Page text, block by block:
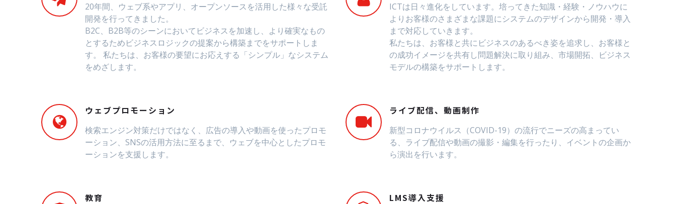
20年間、ウェブ系やアプリ、オープンソースを活用した様々な受託
開発を行ってきました。
B2C、B2B等のシーンにおいてビジネスを加速し、より確実なもの
とするためビジネスロジックの提案から構築までをサポートしま
す。 私たちは、お客様の要望にお応えする「シンプル」なシステム
をめざします。
ICTは日々進化をしています。培ってきた知識・経験・ノウハウに
よりお客様のさまざまな課題にシステムのデザインから開発・導入
まで対応していきます。
私たちは、お客様と共にビジネスのあるべき姿を追求し、お客様と
の成功イメージを共有し問題解決に取り組み、市場開拓、ビジネス
モデルの構築をサポートします。
ウェブプロモーション
検索エンジン対策だけではなく、広告の導入や動画を使ったプロモ
ーション、SNSの活用方法に至るまで、ウェブを中心としたプロモ
ーションを支援します。
ライブ配信、動画制作
新型コロナウイルス（COVID-19）の流行でニーズの高まってい
る、ライブ配信や動画の撮影・編集を行ったり、イベントの企画か
ら演出を行います。
教育 LMS導入支援